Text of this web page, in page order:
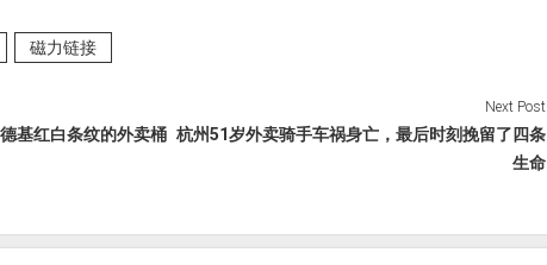
磁力链接
基红白条纹的外卖桶
Next Post
杭州51岁外卖骑手车祸身亡，最后时刻挽留了四条
生命